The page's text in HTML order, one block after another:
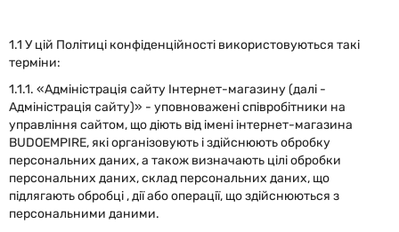
1.1 У цій Політиці конфіденційності використовуються такі
терміни:
1.1.1. «Адміністрація сайту Інтернет-магазину (далі -
Адміністрація сайту)» - уповноважені співробітники на
управління сайтом, що діють від імені інтернет-магазина
BUDOEMPIRE, які організовують і здійснюють обробку
персональних даних, а також визначають цілі обробки
персональних даних, склад персональних даних, що
підлягають обробці , дії або операції, що здійснюються з
персональними даними.